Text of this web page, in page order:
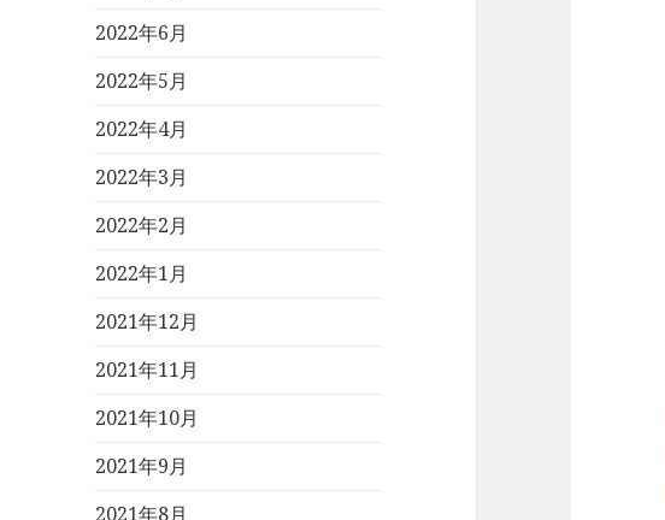
2022年6月
2022年5月
2022年4月
2022年3月
2022年2月
2022年1月
2021年12月
2021年11月
2021年10月
2021年9月
2021年8月